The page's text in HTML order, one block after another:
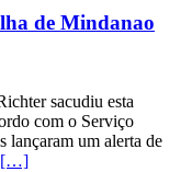
de Mindanao
sacudiu esta
com o Serviço
lançaram um alerta de
[…]